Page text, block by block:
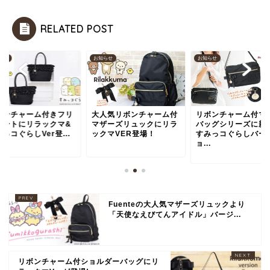
RELATED POST
知らせ
人気リボンチャーム付
ザーズリュックにリラ
クマVER登場！
お知らせ
リボンチャーム付マザー
バッグシリーズに新たな
すみっコぐらしバージ
お知らせ
リボンチャーム付
ルトートにリラッ
すみっコぐらし
Fuenteの大人気マザーズリュックより
「天使なえびてんアイドル」バージ...
リボンチャーム付ショルダーバッグにリ